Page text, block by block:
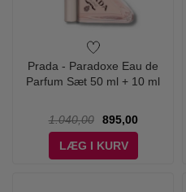
Prada - Paradoxe Eau de
Parfum Sæt 50 ml + 10 ml
1.040,00
895,00
LÆG I KURV